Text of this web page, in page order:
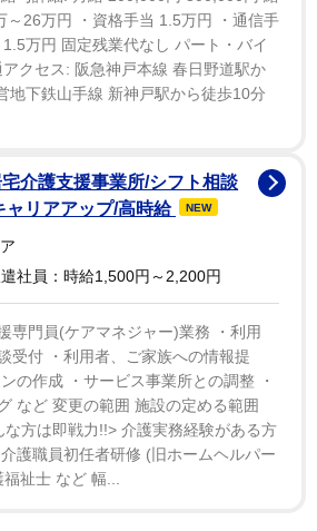
ーとして協力しながら息子に対し
て行きます」とつづった。その上
婚』という言葉は言いません。理
りこないからです。僕たちは前を
ガティブなイメージとは違いま
。
～26万円 ・資格手当 1.5万円 ・通信手
万円 固定残業代なし パート・バイ
アクセス: 阪急神戸本線 春日野道駅か
地下鉄山手線 新神戸駅から徒歩10分
介護支援事業所/シフト相談
ャリアアップ/高時給
NEW
社員：時給1,500円～2,200円
専門員(ケアマネジャー)業務 ・利用
受付 ・利用者、ご家族への情報提
の作成 ・サービス事業所との調整 ・
など 変更の範囲 施設の定める範囲
な方は即戦力!!> 介護実務経験がある方
護職員初任者研修 (旧ホームヘルパー
祉士 など 幅...